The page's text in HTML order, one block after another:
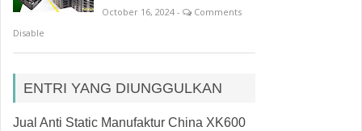
October 16, 2024 -
Comments
Disable
ENTRI YANG DIUNGGULKAN
Jual Anti Static Manufaktur China XK600